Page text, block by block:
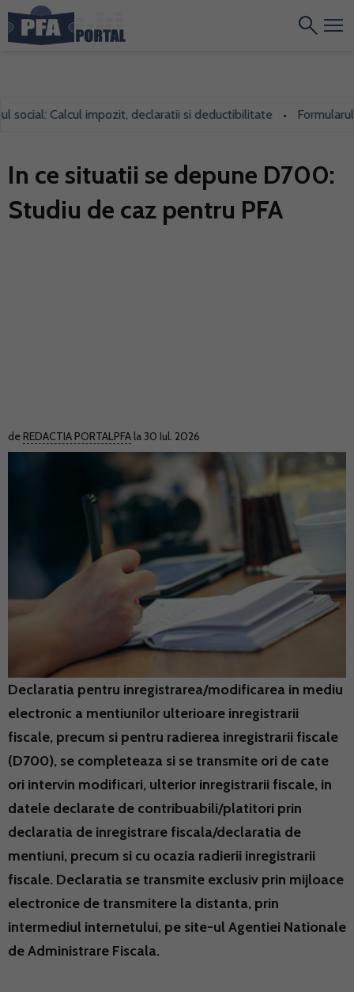
Calcul impozit, declaratii si deductibilitate • Formularul
In ce situatii se depune D700:
Studiu de caz pentru PFA
de REDACTIA PORTALPFA la 30 Iul. 2026
Declaratia pentru inregistrarea/modificarea in mediu
electronic a mentiunilor ulterioare inregistrarii
fiscale, precum si pentru radierea inregistrarii fiscale
(D700), se completeaza si se transmite ori de cate
ori intervin modificari, ulterior inregistrarii fiscale, in
datele declarate de contribuabili/platitori prin
declaratia de inregistrare fiscala/declaratia de
mentiuni, precum si cu ocazia radierii inregistrarii
fiscale. Declaratia se transmite exclusiv prin mijloace
electronice de transmitere la distanta, prin
intermediul internetului, pe site-ul Agentiei Nationale
de Administrare Fiscala.